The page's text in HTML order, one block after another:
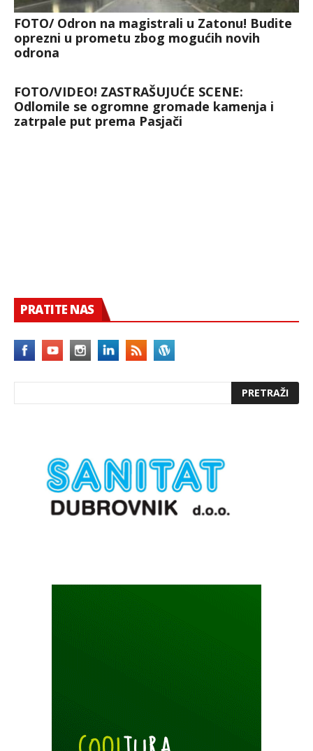
FOTO/ Odron na magistrali u Zatonu! Budite
oprezni u prometu zbog mogućih novih
odrona
FOTO/VIDEO! ZASTRAŠUJUĆE SCENE:
Odlomile se ogromne gromade kamenja i
zatrpale put prema Pasjači
PRATITE NAS